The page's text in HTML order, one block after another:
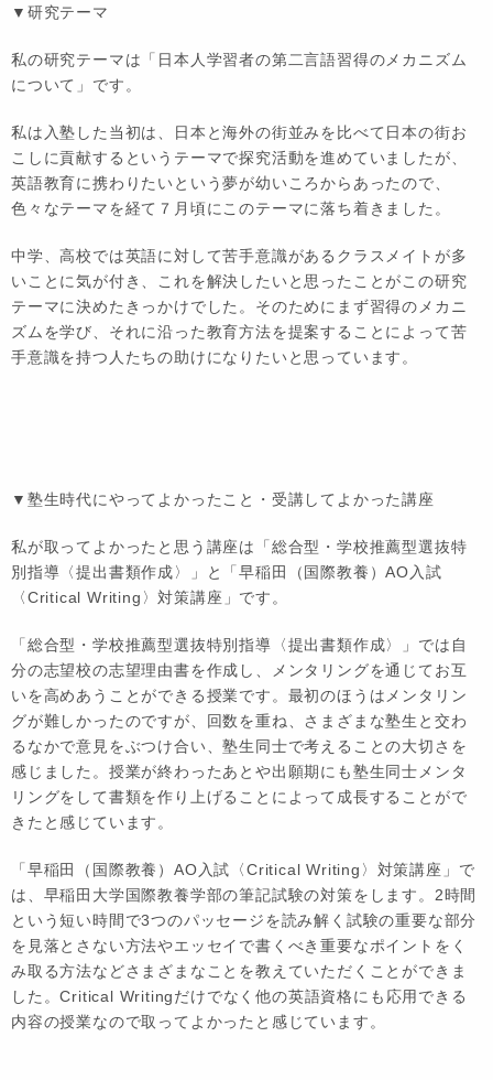
▼研究テーマ
私の研究テーマは「日本人学習者の第二言語習得のメカニズム
について」です。
私は入塾した当初は、日本と海外の街並みを比べて日本の街お
こしに貢献するというテーマで探究活動を進めていましたが、
英語教育に携わりたいという夢が幼いころからあったので、
色々なテーマを経て７月頃にこのテーマに落ち着きました。
中学、高校では英語に対して苦手意識があるクラスメイトが多
いことに気が付き、これを解決したいと思ったことがこの研究
テーマに決めたきっかけでした。そのためにまず習得のメカニ
ズムを学び、それに沿った教育方法を提案することによって苦
手意識を持つ人たちの助けになりたいと思っています。
▼塾生時代にやってよかったこと・受講してよかった講座
私が取ってよかったと思う講座は「総合型・学校推薦型選抜特
別指導〈提出書類作成〉」と「早稲田（国際教養）AO入試
〈Critical Writing〉対策講座」です。
「総合型・学校推薦型選抜特別指導〈提出書類作成〉」では自
分の志望校の志望理由書を作成し、メンタリングを通じてお互
いを高めあうことができる授業です。最初のほうはメンタリン
グが難しかったのですが、回数を重ね、さまざまな塾生と交わ
るなかで意見をぶつけ合い、塾生同士で考えることの大切さを
感じました。授業が終わったあとや出願期にも塾生同士メンタ
リングをして書類を作り上げることによって成長することがで
きたと感じています。
「早稲田（国際教養）AO入試〈Critical Writing〉対策講座」で
は、早稲田大学国際教養学部の筆記試験の対策をします。2時間
という短い時間で3つのパッセージを読み解く試験の重要な部分
を見落とさない方法やエッセイで書くべき重要なポイントをく
み取る方法などさまざまなことを教えていただくことができま
した。Critical Writingだけでなく他の英語資格にも応用できる
内容の授業なので取ってよかったと感じています。